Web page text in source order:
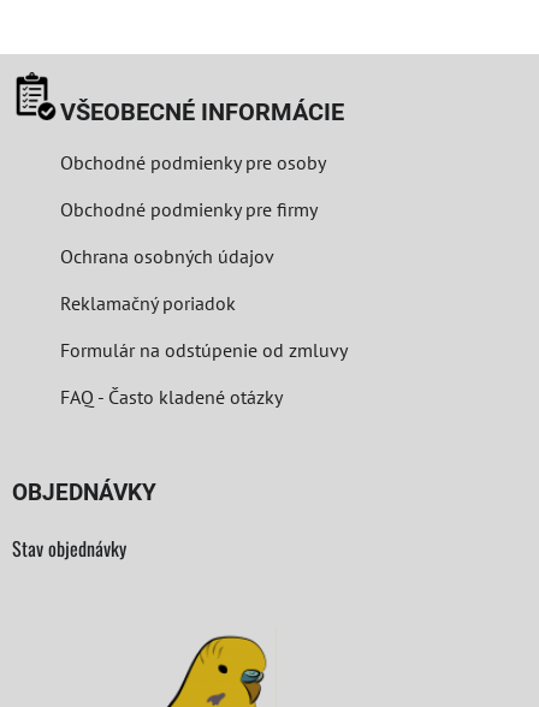
VŠEOBECNÉ INFORMÁCIE
Obchodné podmienky pre osoby
Obchodné podmienky pre firmy
Ochrana osobných údajov
Reklamačný poriadok
Formulár na odstúpenie od zmluvy
FAQ - Často kladené otázky
OBJEDNÁVKY
Stav objednávky